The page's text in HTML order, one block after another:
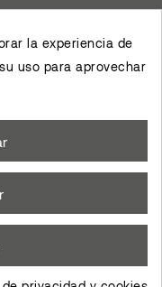
×
la experiencia de
uso para aprovechar